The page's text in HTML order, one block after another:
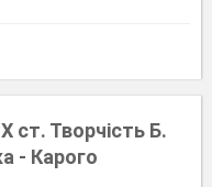
ст. Творчість Б.
- Карого